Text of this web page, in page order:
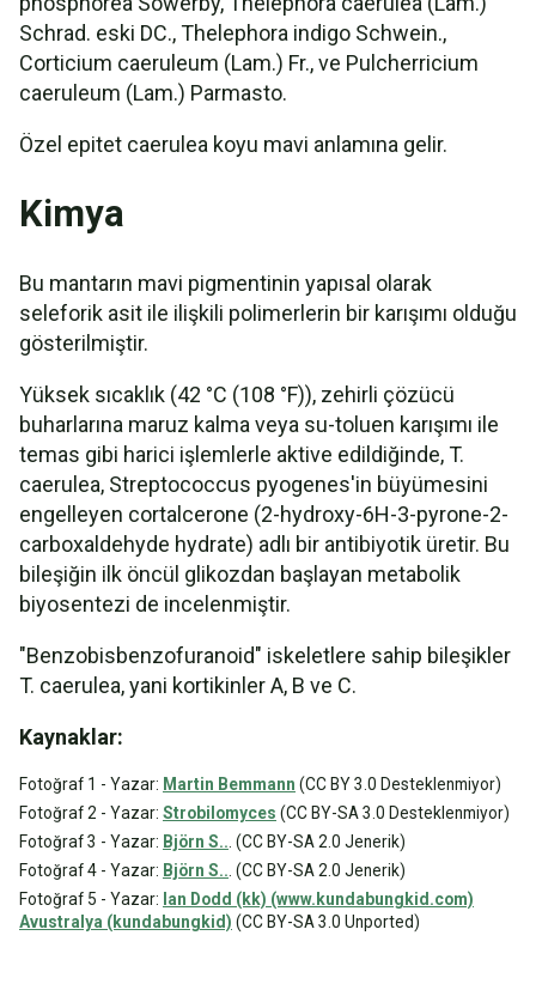
Schrad. eski DC., Thelephora indigo Schwein.,
Corticium caeruleum (Lam.) Fr., ve Pulcherricium
caeruleum (Lam.) Parmasto.
Özel epitet caerulea koyu mavi anlamına gelir.
Kimya
Bu mantarın mavi pigmentinin yapısal olarak
seleforik asit ile ilişkili polimerlerin bir karışımı olduğu
gösterilmiştir.
Yüksek sıcaklık (42 °C (108 °F)), zehirli çözücü
buharlarına maruz kalma veya su-toluen karışımı ile
temas gibi harici işlemlerle aktive edildiğinde, T.
caerulea, Streptococcus pyogenes'in büyümesini
engelleyen cortalcerone (2-hydroxy-6H-3-pyrone-2-
carboxaldehyde hydrate) adlı bir antibiyotik üretir. Bu
bileşiğin ilk öncül glikozdan başlayan metabolik
biyosentezi de incelenmiştir.
"Benzobisbenzofuranoid" iskeletlere sahip bileşikler
T. caerulea, yani kortikinler A, B ve C.
Kaynaklar:
Fotoğraf 1 - Yazar: Martin Bemmann (CC BY 3.0 Desteklenmiyor)
Fotoğraf 2 - Yazar: Strobilomyces (CC BY-SA 3.0 Desteklenmiyor)
Fotoğraf 3 - Yazar: Björn S.. . (CC BY-SA 2.0 Jenerik)
Fotoğraf 4 - Yazar: Björn S.. . (CC BY-SA 2.0 Jenerik)
Fotoğraf 5 - Yazar: Ian Dodd (kk) (www.kundabungkid.com)
Avustralya (kundabungkid) (CC BY-SA 3.0 Unported)